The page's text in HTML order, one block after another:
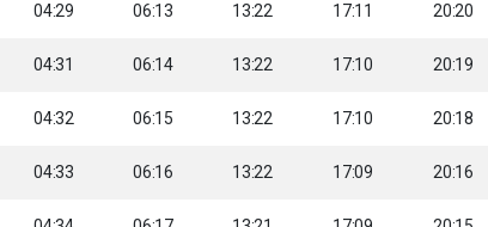
04:29 06:13 13:22 17:11 20:20
04:31 06:14 13:22 17:10 20:19
04:32 06:15 13:22 17:10 20:18
04:33 06:16 13:22 17:09 20:16